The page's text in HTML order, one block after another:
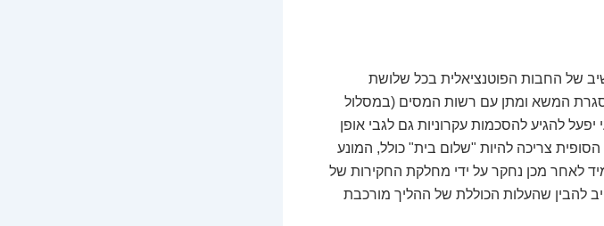
של החבות הפוטנציאלית בכל שלושת
המשא ומתן עם רשות המסים (במסלול
להגיע להסכמות עקרוניות גם לגבי אופן
צריכה להיות "שלום בית" כולל, המונע
לאחר מכן נחקר על ידי מחלקת החקירות של
להבין שהעלות הכוללת של ההליך מורכבת